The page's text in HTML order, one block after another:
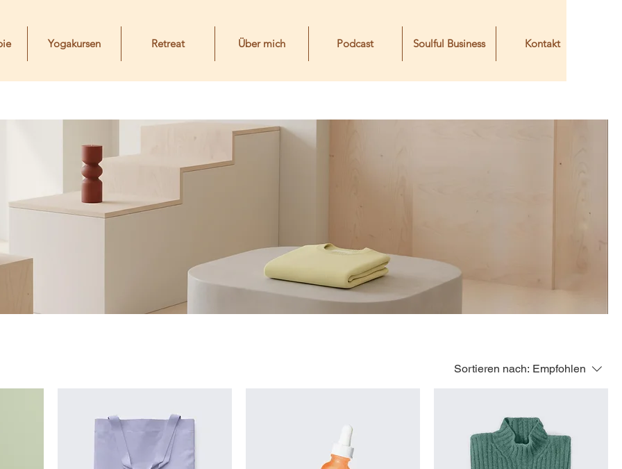
Yogakursen Retreat Über mich Podcast Soulful Business Kontakt
Sortieren nach: Empfohlen